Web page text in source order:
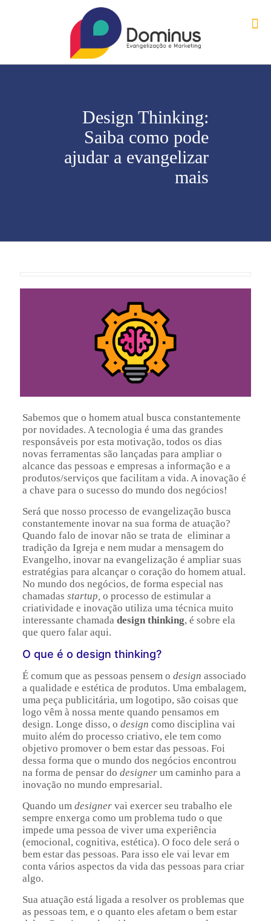
Design Thinking:
Saiba como pode
ajudar a evangelizar
mais
Sabemos que o homem atual busca constantemente
por novidades. A tecnologia é uma das grandes
responsáveis por esta motivação, todos os dias
novas ferramentas são lançadas para ampliar o
alcance das pessoas e empresas a informação e a
produtos/serviços que facilitam a vida. A inovação é
a chave para o sucesso do mundo dos negócios!
Será que nosso processo de evangelização busca
constantemente inovar na sua forma de atuação?
Quando falo de inovar não se trata de eliminar a
tradição da Igreja e nem mudar a mensagem do
Evangelho, inovar na evangelização é ampliar suas
estratégias para alcançar o coração do homem atual.
No mundo dos negócios, de forma especial nas
chamadas startup, o processo de estimular a
criatividade e inovação utiliza uma técnica muito
interessante chamada design thinking, é sobre ela
que quero falar aqui.
O que é o design thinking?
É comum que as pessoas pensem o design associado
a qualidade e estética de produtos. Uma embalagem,
uma peça publicitária, um logotipo, são coisas que
logo vêm à nossa mente quando pensamos em
design. Longe disso, o design como disciplina vai
muito além do processo criativo, ele tem como
objetivo promover o bem estar das pessoas. Foi
dessa forma que o mundo dos negócios encontrou
na forma de pensar do designerum caminho para a
inovação no mundo empresarial.
Quando um designervai exercer seu trabalho ele
sempre enxerga como um problema tudo o que
impede uma pessoa de viver uma experiência
(emocional, cognitiva, estética). O foco dele será o
bem estar das pessoas. Para isso ele vai levar em
conta vários aspectos da vida das pessoas para criar
algo.
Sua atuação está ligada a resolver os problemas que
as pessoas tem, e o quanto eles afetam o bem estar